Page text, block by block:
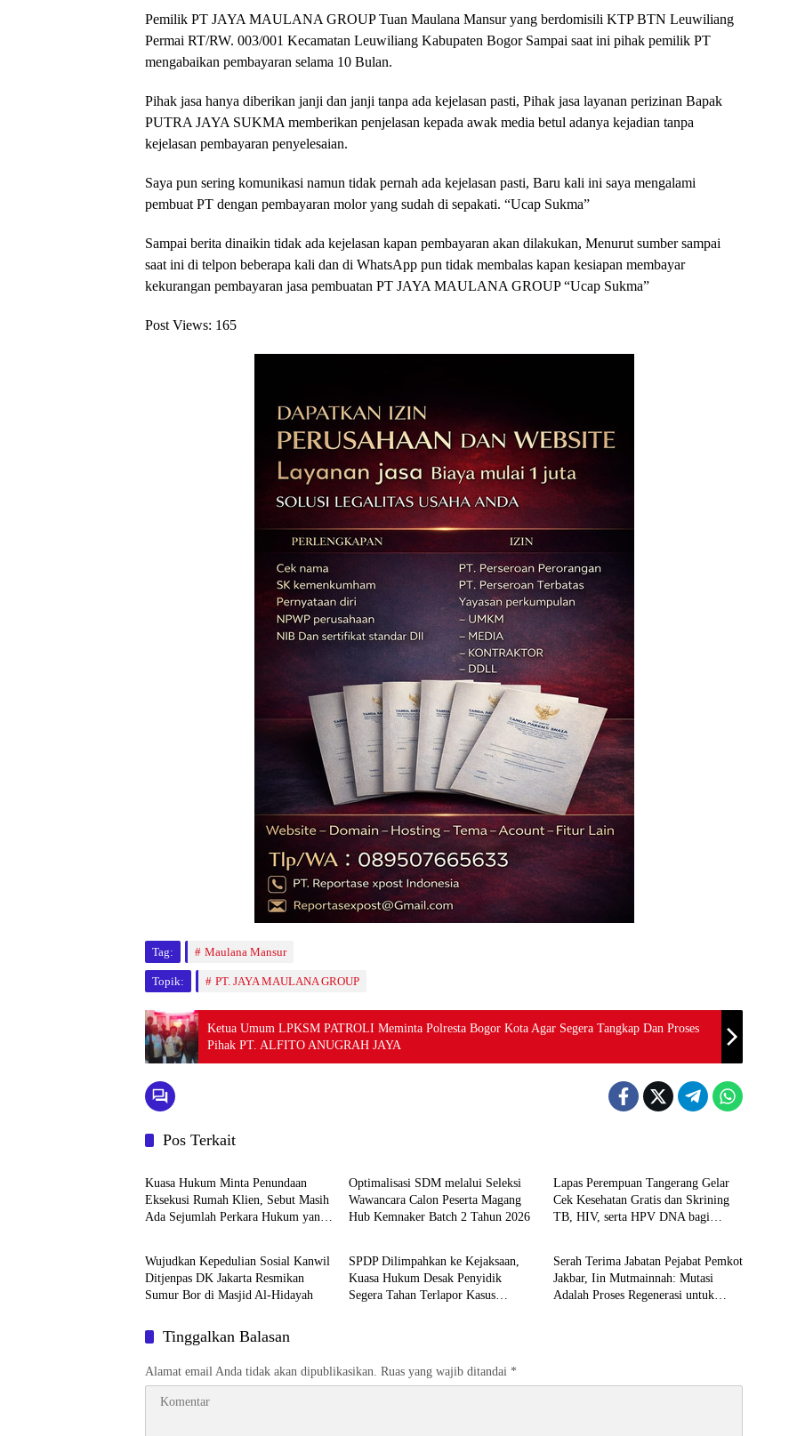
Pemilik PT JAYA MAULANA GROUP Tuan Maulana Mansur yang berdomisili KTP BTN Leuwiliang
Permai RT/RW. 003/001 Kecamatan Leuwiliang Kabupaten Bogor Sampai saat ini pihak pemilik PT
mengabaikan pembayaran selama 10 Bulan.
Pihak jasa hanya diberikan janji dan janji tanpa ada kejelasan pasti, Pihak jasa layanan perizinan Bapak
PUTRA JAYA SUKMA memberikan penjelasan kepada awak media betul adanya kejadian tanpa
kejelasan pembayaran penyelesaian.
Saya pun sering komunikasi namun tidak pernah ada kejelasan pasti, Baru kali ini saya mengalami
pembuat PT dengan pembayaran molor yang sudah di sepakati. “Ucap Sukma”
Sampai berita dinaikin tidak ada kejelasan kapan pembayaran akan dilakukan, Menurut sumber sampai
saat ini di telpon beberapa kali dan di WhatsApp pun tidak membalas kapan kesiapan membayar
kekurangan pembayaran jasa pembuatan PT JAYA MAULANA GROUP “Ucap Sukma”
Post Views: 165
Tag: Maulana Mansur
Topik: PT. JAYA MAULANA GROUP
Ketua Umum LPKSM PATROLI Meminta Polresta Bogor Kota Agar Segera Tangkap Dan Proses
Pihak PT. ALFITO ANUGRAH JAYA
Pos Terkait
Berita
Kuasa Hukum Minta Penundaan
Eksekusi Rumah Klien, Sebut Masih
Ada Sejumlah Perkara Hukum yang
Optimalisasi SDM melalui Seleksi
Wawancara Calon Peserta Magang
Hub Kemnaker Batch 2 Tahun 2026
Lapas Perempuan Tangerang Gelar
Cek Kesehatan Gratis dan Skrining
TB, HIV, serta HPV DNA bagi
Berita
Wujudkan Kepedulian Sosial Kanwil
Ditjenpas DK Jakarta Resmikan
Sumur Bor di Masjid Al-Hidayah
SPDP Dilimpahkan ke Kejaksaan,
Kuasa Hukum Desak Penyidik
Segera Tahan Terlapor Kasus
Berita
Serah Terima Jabatan Pejabat Pemkot
Jakbar, Iin Mutmainnah: Mutasi
Adalah Proses Regenerasi untuk
Tinggalkan Balasan
Alamat email Anda tidak akan dipublikasikan. Ruas yang wajib ditandai *